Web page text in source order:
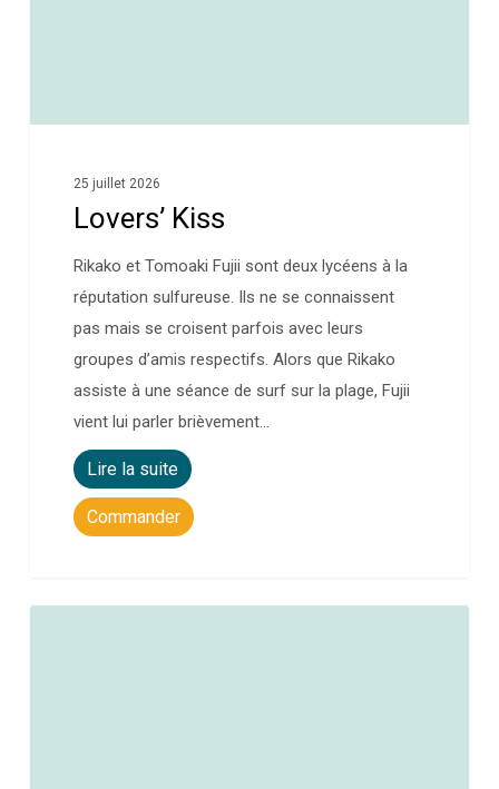
25 juillet 2026
Lovers’ Kiss
Rikako et Tomoaki Fujii sont deux lycéens à la
réputation sulfureuse. Ils ne se connaissent
pas mais se croisent parfois avec leurs
groupes d’amis respectifs. Alors que Rikako
assiste à une séance de surf sur la plage, Fujii
vient lui parler brièvement…
Lire la suite
Commander